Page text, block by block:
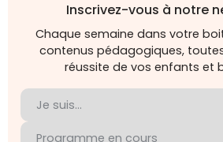
Inscrivez-vous à notre
Chaque semaine dans votre
contenus pédagogiques,
réussite de vos enfants et